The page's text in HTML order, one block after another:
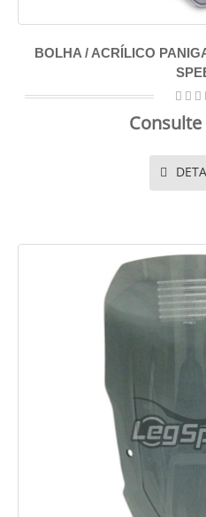
BOLHA / ACRÍLICO